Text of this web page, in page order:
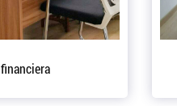
Equipo de taller de producción.